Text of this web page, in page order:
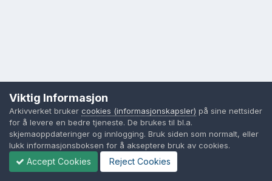
Viktig Informasjon
Arkivverket bruker cookies (informasjonskapsler) på sine nettsider
for å levere en bedre tjeneste. De brukes til bl.a.
skjemaoppdateringer og innlogging. Bruk siden som normalt, eller
lukk informasjonsboksen for å akseptere bruk av cookies.
Accept Cookies Reject Cookies